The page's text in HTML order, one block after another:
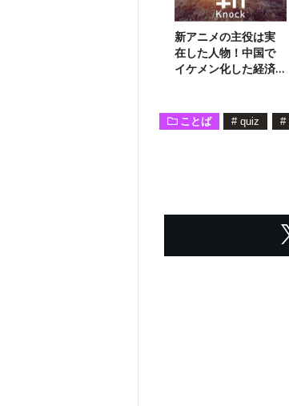
新アニメの主役は実
在した人物！中国で
イケメン化した経済
ことば # quiz #